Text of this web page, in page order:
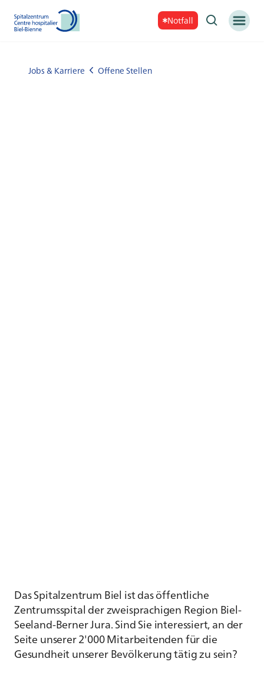
Notfall
Jobs & Karriere Offene Stellen
Das Spitalzentrum Biel ist das öffentliche
Zentrumsspital der zweisprachigen Region Biel-
Seeland-Berner Jura. Sind Sie interessiert, an der
Seite unserer 2'000 Mitarbeitenden für die
Gesundheit unserer Bevölkerung tätig zu sein?